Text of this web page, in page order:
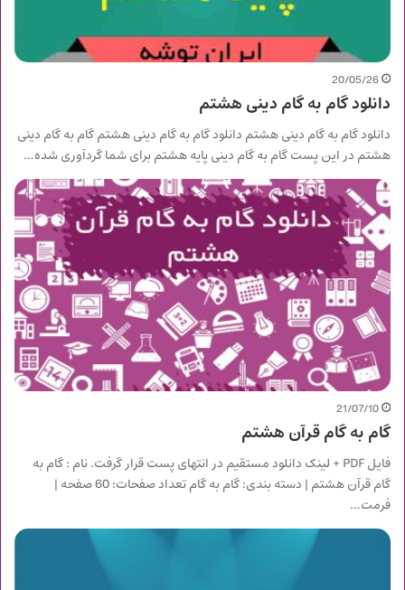
20/05/26
دانلود گام به گام دینی هشتم
دانلود گام به گام دینی هشتم دانلود گام به گام دینی هشتم گام به گام دینی
هشتم در این پست گام به گام دینی پایه هشتم برای شما گردآوری شده…
21/07/10
گام به گام قرآن هشتم
فایل PDF + لینک دانلود مستقیم در انتهای پست قرار گرفت. نام : گام به
گام قرآن هشتم | دسته بندی: گام به گام تعداد صفحات: 60 صفحه |
فرمت…